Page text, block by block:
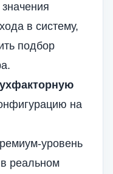
в систему,
подбор
на
уровень
реальном